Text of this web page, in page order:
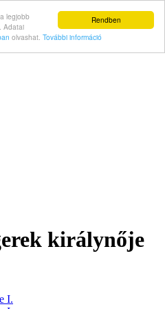
Rendben
legjobb
Adatai
olvashat. További információ
királynője